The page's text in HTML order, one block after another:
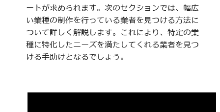
ートが求められます。次のセクションでは、幅広
い業種の制作を行っている業者を見つける方法に
ついて詳しく解説します。これにより、特定の業
種に特化したニーズを満たしてくれる業者を見つ
ける手助けとなるでしょう。